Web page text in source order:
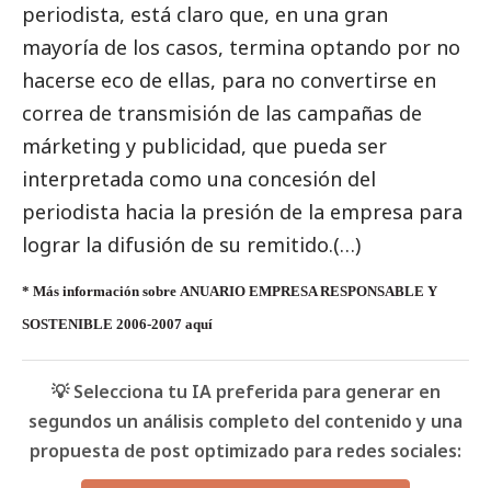
periodista, está claro que, en una gran
mayoría de los casos, termina optando por no
hacerse eco de ellas, para no convertirse en
correa de transmisión de las campañas de
márketing y publicidad, que pueda ser
interpretada como una concesión del
periodista hacia la presión de la empresa para
lograr la difusión de su remitido.(…)
* Más información sobre ANUARIO EMPRESA RESPONSABLE Y
SOSTENIBLE 2006-2007 aquí
💡 Selecciona tu IA preferida para generar en
segundos un análisis completo del contenido y una
propuesta de post optimizado para redes sociales: